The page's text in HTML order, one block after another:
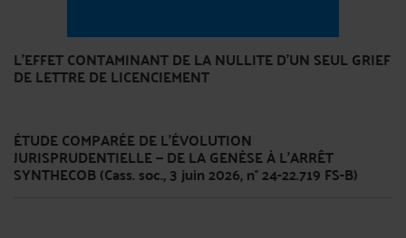
L'EFFET CONTAMINANT DE LA NULLITE D'UN SEUL GRIEF
DE LETTRE DE LICENCIEMENT
ÉTUDE COMPARÉE DE L'ÉVOLUTION
JURISPRUDENTIELLE — DE LA GENÈSE À L'ARRÊT
SYNTHECOB (Cass. soc., 3 juin 2026, n° 24-22.719 FS-B)